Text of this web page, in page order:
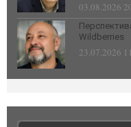
03.08.2026
Wildberries
23.07.2026